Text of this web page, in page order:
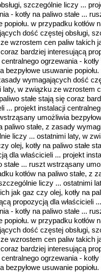
szczególnie liczy ...
- kotły na paliwo stałe ...
popiołu. w przypadku kotłów
dość częstej obsługi,
wzrostem cen paliw takich
bardziej interesującą
ogrzewania -
bezpyłowe usuwanie
wymagających dość
laty, w związku ze wzrostem
stałe stają się coraz
... projekt instalacji
umożliwia
paliwo stałe, z zasady
liczy ... ostatnimi laty, w
olej, kotły na paliwo stałe
dla właścicieli ... projekt
stałe ... ruszt wstrząsany
kotłów na paliwo stałe, z
liczy ... ostatnimi
jak gaz czy olej, kotły na
propozycją dla właścicieli
- kotły na paliwo stałe ...
popiołu. w przypadku kotłów
dość częstej obsługi,
wzrostem cen paliw takich
bardziej interesującą
ogrzewania -
bezpyłowe usuwanie